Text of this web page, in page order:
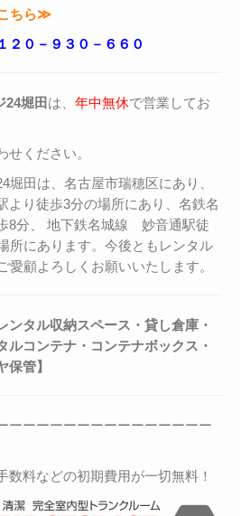
ちら≫
０－９３０－６６０
24堀田 は、 年中無休で営業してお
せください。
堀田は、名古屋市瑞穂区にあり、
り徒歩3分の場所にあり、名鉄名
8分、 地下鉄名城線 妙音通駅徒
所にあります。今後ともレンタル
愛顧よろしくお願いいたします。
ンタル収納スペース・貸し倉庫・
ルコンテナ・コンテナボックス・
保管】
ーーーーーーーーーーーーーーー
数料などの初期費用が一切無料！